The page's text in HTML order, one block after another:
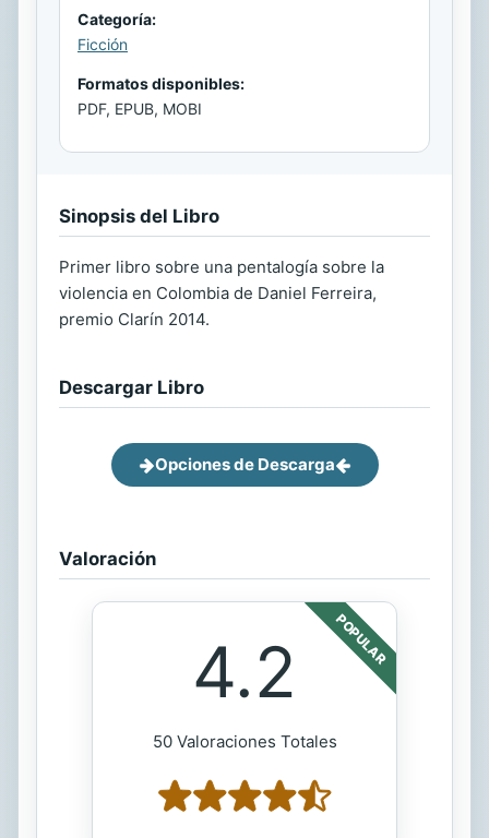
Categoría:
Ficción
Formatos disponibles:
PDF, EPUB, MOBI
Sinopsis del Libro
Primer libro sobre una pentalogía sobre la
violencia en Colombia de Daniel Ferreira,
premio Clarín 2014.
Descargar Libro
Opciones de Descarga
Valoración
POPULAR
4.2
50 Valoraciones Totales